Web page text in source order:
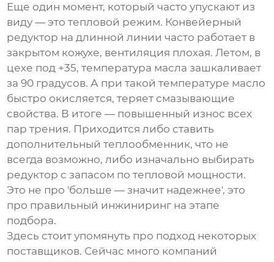
Еще один момент, который часто упускают из
виду — это тепловой режим. Конвейерный
редуктор на длинной линии часто работает в
закрытом кожухе, вентиляция плохая. Летом, в
цехе под +35, температура масла зашкаливает
за 90 градусов. А при такой температуре масло
быстро окисляется, теряет смазывающие
свойства. В итоге — повышенный износ всех
пар трения. Приходится либо ставить
дополнительный теплообменник, что не
всегда возможно, либо изначально выбирать
редуктор с запасом по тепловой мощности.
Это не про 'больше — значит надежнее', это
про правильный инжиниринг на этапе
подбора.
Здесь стоит упомянуть про подход некоторых
поставщиков. Сейчас много компаний